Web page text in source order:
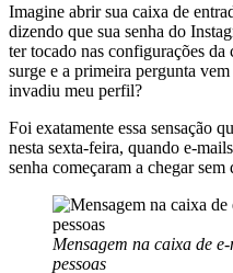
Imagine abrir sua caixa de
dizendo que sua senha do
ter tocado nas configurações
surge e a primeira pergunta
invadiu meu perfil?
Foi exatamente essa sensação
nesta sexta-feira, quando e-
senha começaram a chegar
Mensagem na caixa de
pessoas